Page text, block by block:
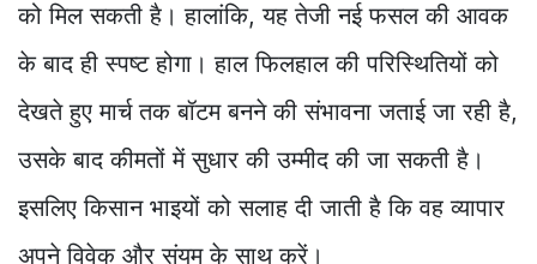
को मिल सकती है। हालांकि, यह तेजी नई फसल की आवक
के बाद ही स्पष्ट होगा। हाल फिलहाल की परिस्थितियों को
देखते हुए मार्च तक बॉटम बनने की संभावना जताई जा रही है,
उसके बाद कीमतों में सुधार की उम्मीद की जा सकती है।
इसलिए किसान भाइयों को सलाह दी जाती है कि वह व्यापार
अपने विवेक और संयम के साथ करें।